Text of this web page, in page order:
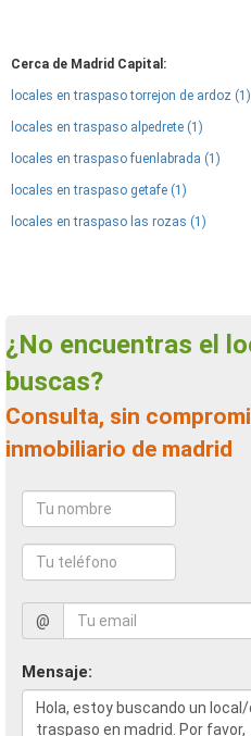
Cerca de Madrid Capital:
locales en traspaso torrejon de ardoz (1)
locales en traspaso alpedrete (1)
locales en traspaso fuenlabrada (1)
locales en traspaso getafe (1)
locales en traspaso las rozas (1)
¿No encuentras el local en traspaso que
buscas?
Consulta, sin compromiso, a un agente
inmobiliario de madrid
@
Mensaje: